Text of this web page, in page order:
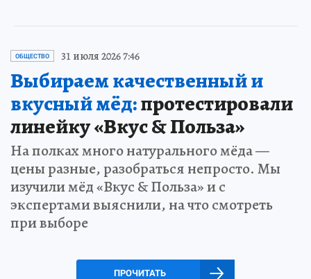
ОБЩЕСТВО 31 июля 2026 7:46
Выбираем качественный и
вкусный мёд:протестировали
линейку «Вкус & Польза»
На полках много натурального мёда —
цены разные, разобраться непросто. Мы
изучили мёд «Вкус & Польза» и с
экспертами выяснили, на что смотреть
при выборе
ПРОЧИТАТЬ